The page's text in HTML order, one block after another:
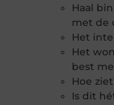
Haal
met de
Het
Het
best
Hoe
Is dit